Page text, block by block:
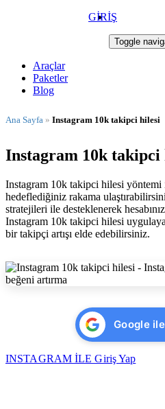
GİRİŞ
Toggle
Araçlar
Paketler
Blog
Ana Sayfa » Instagram 10k takipci hilesi
Instagram 10k takipci
Instagram 10k takipci hilesi yöntemi
hedeflediğiniz rakama
stratejileri ile desteklenerek
Instagram 10k takipci hilesi
bir takipçi artışı elde edebilirsiniz.
Google
INSTAGRAM İLE Giriş Yap